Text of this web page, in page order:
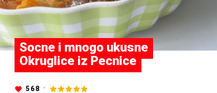
Socne i mnogo ukusne
Okruglice iz Pecnice
568